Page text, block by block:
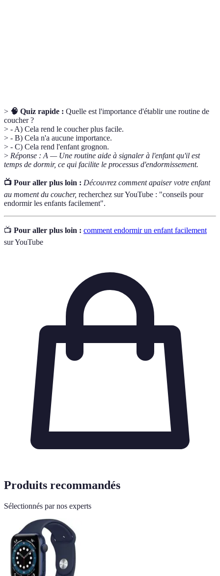
> 🧠 Quiz rapide : Quelle est l'importance d'établir une routine de
coucher ?
> - A) Cela rend le coucher plus facile.
> - B) Cela n'a aucune importance.
> - C) Cela rend l'enfant grognon.
> Réponse : A — Une routine aide à signaler à l'enfant qu'il est
temps de dormir, ce qui facilite le processus d'endormissement.
📺 Pour aller plus loin : Découvrez comment apaiser votre enfant
au moment du coucher, recherchez sur YouTube : "conseils pour
endormir les enfants facilement".
📺 Pour aller plus loin : comment endormir un enfant facilement
sur YouTube
Produits recommandés
Sélectionnés par nos experts